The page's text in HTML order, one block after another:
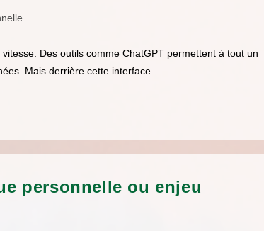
Des outils comme ChatGPT permettent à tout un
Mais derrière cette interface…
personnelle ou enjeu